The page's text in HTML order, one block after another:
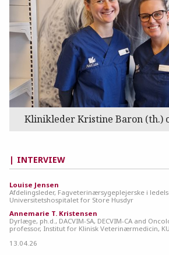
Klinikleder Kristine Baron (th.)
INTERVIEW
Louise Jensen
Afdelingsleder, Fagveterinærsygeplejerske i
Universitetshospitalet for Store Husdyr
Annemarie T. Kristensen
Dyrlæge, ph.d., DACVIM-SA, DECVIM-CA and
professor, Institut for Klinisk Veterinærmedicin, KU
13.04.26